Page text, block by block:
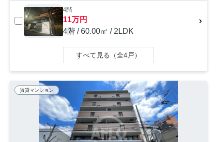
4階
11万円
4階 / 60.00㎡ / 2LDK
すべて見る（全4戸）
賃貸マンション